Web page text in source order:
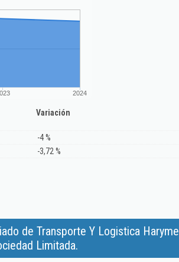
2024
Variación
-4 %
-3,72 %
de Transporte Y Logistica Haryme
Limitada.